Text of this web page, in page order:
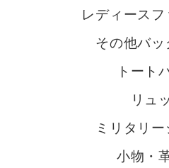
レディース
その他バッ
トート
リュ
ミリタリ
小物・